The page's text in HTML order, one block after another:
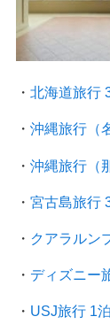
・ 北海道旅行
・ 沖縄旅行（
・ 沖縄旅行（
・ 宮古島旅行
・ クアラルン
・ ディズニー
・ USJ旅行 1